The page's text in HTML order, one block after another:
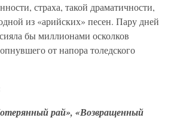
страха, такой драматичности,
из «арийских» песен. Пару дней
бы миллионами осколков
от напора толедского
рай», «Возвращенный